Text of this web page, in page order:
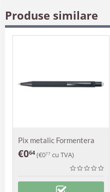
Produse similare
Pix metalic Formentera
€064 (€077 cu TVA)